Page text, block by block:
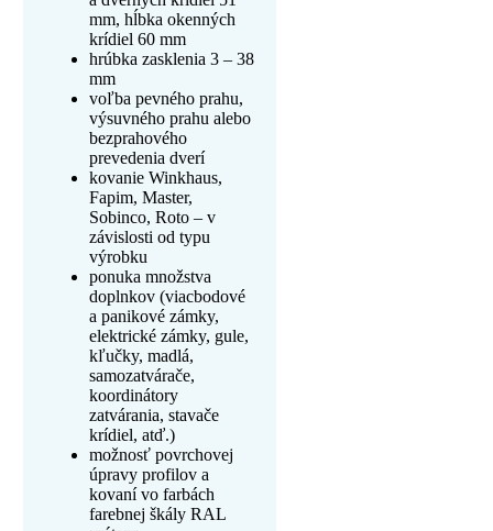
mm, hĺbka okenných
krídiel 60 mm
hrúbka zasklenia 3 – 38
mm
voľba pevného prahu,
výsuvného prahu alebo
bezprahového
prevedenia dverí
kovanie Winkhaus,
Fapim, Master,
Sobinco, Roto – v
závislosti od typu
výrobku
ponuka množstva
doplnkov (viacbodové
a panikové zámky,
elektrické zámky, gule,
kľučky, madlá,
samozatvárače,
koordinátory
zatvárania, stavače
krídiel, atď.)
možnosť povrchovej
úpravy profilov a
kovaní vo farbách
farebnej škály RAL